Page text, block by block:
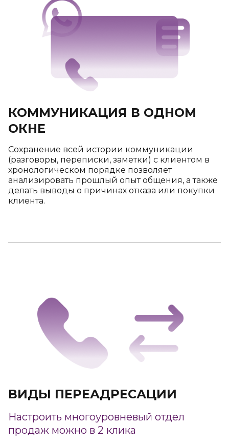
КОММУНИКАЦИЯ В ОДНОМ
ОКНЕ
Сохранение всей истории коммуникации
(разговоры, переписки, заметки) с клиентом в
хронологическом порядке позволяет
анализировать прошлый опыт общения, а также
делать выводы о причинах отказа или покупки
клиента.
ВИДЫ ПЕРЕАДРЕСАЦИИ
Настроить многоуровневый отдел
продаж можно в 2 клика